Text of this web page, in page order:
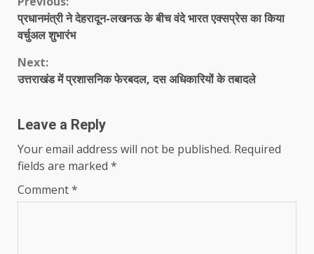
Continue
Reading
प्रधानमंत्री ने देहरादून-लखनऊ के बीच वंदे भारत एक्सप्रेस का किया
वर्चुअल शुभारंभ
Next:
उत्तराखंड में प्रशासनिक फेरबदल, दस अधिकारियों के तबादले
Leave a Reply
Your email address will not be published. Required
fields are marked *
Comment*